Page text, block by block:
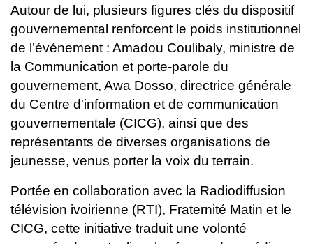
Autour de lui, plusieurs figures clés du dispositif
gouvernemental renforcent le poids institutionnel
de l’événement : Amadou Coulibaly, ministre de
la Communication et porte-parole du
gouvernement, Awa Dosso, directrice générale
du Centre d'information et de communication
gouvernementale (CICG), ainsi que des
représentants de diverses organisations de
jeunesse, venus porter la voix du terrain.
Portée en collaboration avec la Radiodiffusion
télévision ivoirienne (RTI), Fraternité Matin et le
CICG, cette initiative traduit une volonté